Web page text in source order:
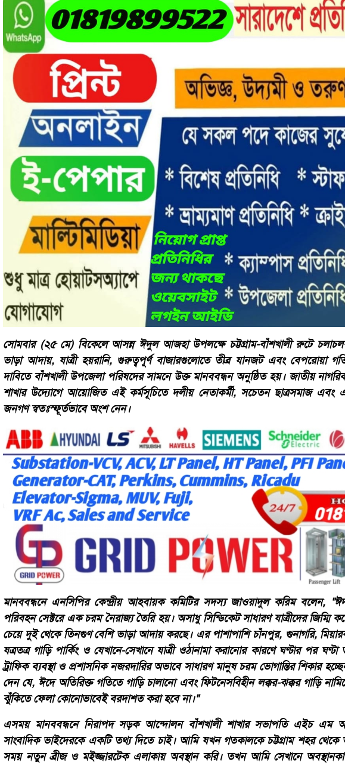
সোমবার (২৫ মে) বিকেলে আসন্ন ঈদুল আজহা উপলক্ষে চট্টগ্রাম-বাঁশখালী রুটে
ভাড়া আদায়, যাত্রী হয়রানি, গুরুত্বপূর্ণ বাজারগুলোতে তীব্র যানজট এবং বেপরোয়া
দাবিতে বাঁশখালী উপজেলা পরিষদের সামনে উক্ত মানববন্ধন অনুষ্ঠিত হয়। জাতীয়
শাখার উদ্যোগে আয়োজিত এই কর্মসূচিতে দলীয় নেতাকর্মী, সচেতন ছাত্রসমাজ এবং
জনগণ স্বতঃস্ফূর্তভাবে অংশ নেন।
মানববন্ধনে এনসিপির কেন্দ্রীয় আহবায়ক কমিটির সদস্য জাওয়াদুল করিম বলেন,
পরিবহন সেক্টরে এক চরম নৈরাজ্য তৈরি হয়। অসাধু সিন্ডিকেট সাধারণ যাত্রীদের জিম্মি
চেয়ে দুই থেকে তিনগুণ বেশি ভাড়া আদায় করছে। এর পাশাপাশি চাঁনপুর, গুনাগরি,
যত্রতত্র গাড়ি পার্কিং ও যেখানে-সেখানে যাত্রী ওঠানামা করানোর কারণে ঘণ্টার পর
ট্রাফিক ব্যবস্থা ও প্রশাসনিক নজরদারির অভাবে সাধারণ মানুষ চরম ভোগান্তির শিকার
দেন যে, ঈদে অতিরিক্ত গতিতে গাড়ি চালানো এবং ফিটনেসবিহীন লক্কর-ঝক্কর গাড়ি
ঝুঁকিতে ফেলা কোনোভাবেই বরদাশত করা হবে না।"
এসময় মানববন্ধনে নিরাপদ সড়ক আন্দোলন বাঁশখালী শাখার সভাপতি এইচ এম
সাংবাদিক ভাইদেরকে একটি তথ্য দিতে চাই। আমি যখন গতকালকে চট্টগ্রাম শহর
সময় নতুন ব্রীজ ও মইজ্জারটেক এলাকায় অবস্থান করি। তখন আমি সেখানে